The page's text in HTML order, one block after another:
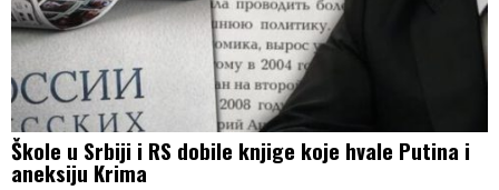
Škole u Srbiji i RS dobile knjige koje hvale Putina i
aneksiju Krima